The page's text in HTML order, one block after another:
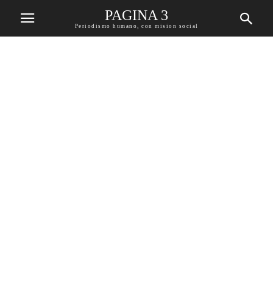
PAGINA 3
Periodismo humano, con mision social